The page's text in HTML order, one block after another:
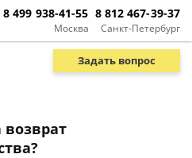
Москва
8 499 938-41-55
Санкт-Петербург
8 812 467-39-37
Задать вопрос